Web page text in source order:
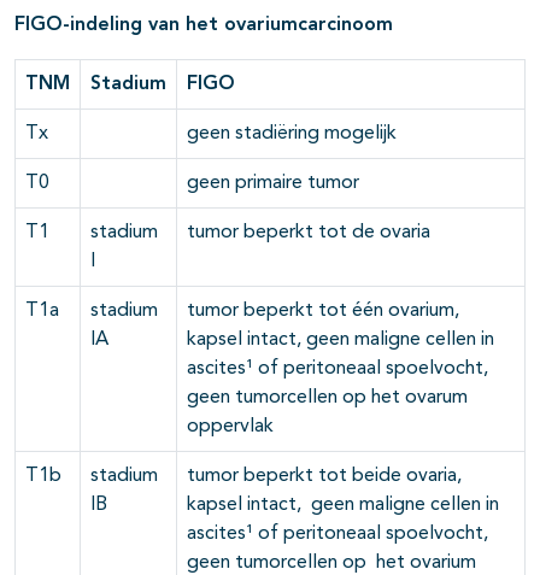
open- en dichtklappen
FIGO-indeling van het ovariumcarcinoom
TNM Stadium FIGO
Tx geen stadiëring mogelijk
T0 geen primaire tumor
T1
stadium
tumor beperkt tot de ovaria
T1a
stadium
IA
tumor beperkt tot één ovarium,
kapsel intact, geen maligne cellen in
ascites¹ of peritoneaal spoelvocht,
geen tumorcellen op het ovarum
oppervlak
T1b
stadium
IB
tumor beperkt tot beide ovaria,
kapsel intact, geen maligne cellen in
ascites¹ of peritoneaal spoelvocht,
geen tumorcellen op het ovarium